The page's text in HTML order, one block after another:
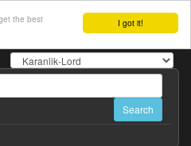
I got it!
the best